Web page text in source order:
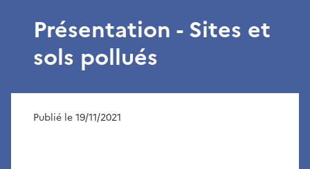
Présentation - Sites et
sols pollués
Publié le 19/11/2021